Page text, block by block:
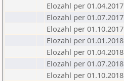
Elozahl per 01.04.2017
Elozahl per 01.07.2017
Elozahl per 01.10.2017
Elozahl per 01.01.2018
Elozahl per 01.04.2018
Elozahl per 01.07.2018
Elozahl per 01.10.2018